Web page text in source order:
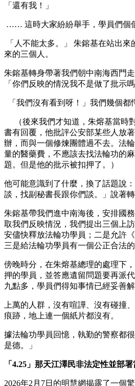
「還有我！」
…… 這時大家紛紛舉手，學員們個
「人不能太多。」 朱鎔基在站出來
來的三個人。
朱鎔基轉身帶著我們朝中南海西門
「你們反映的情況我不是做了批示嗎
「我們沒有看到呀！」我們幾個都
（後來我們才知道，朱熔基當時
書有回覆，他批評公安部某些人放
辦，而與一個修煉團體過不去。法
量的醫藥費，不應該去找法輪功的
題。但是他的批示被扣押了。）
他可能意識到了什麼，換了話題說
談，找副秘書長跟你們談。」說著
朱鎔基帶我們進中南海後，安排國
取我們反映情況，我們提出三個上
安儘快釋放法輪功學員；二是允許
三是給法輪功學員有一個公正合法的
傍晚時分，在朱熔基總理的處理下
押的學員，並答應遺留問題要再派
九點多，學員們得知事情已經妥善解
上萬的人群，沒有喧譁、沒有碰撞
痕跡，地上連一個紙片都沒有。
據法輪功學員回憶，執勤的警察都
是德。」
「4.25」那天江澤民非法定性並部
2026年2月7日的明慧網揭露了一個